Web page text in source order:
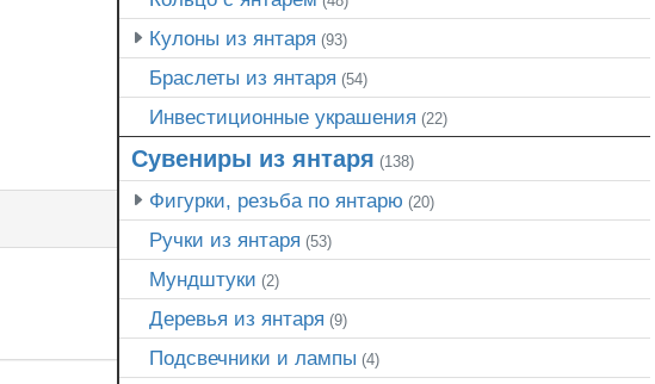
Кулоны из янтаря (93)
Браслеты из янтаря (54)
Инвестиционные украшения (22)
Сувениры из янтаря (138)
Фигурки, резьба по янтарю (20)
Ручки из янтаря (53)
Мундштуки (2)
Деревья из янтаря (9)
Подсвечники и лампы (4)